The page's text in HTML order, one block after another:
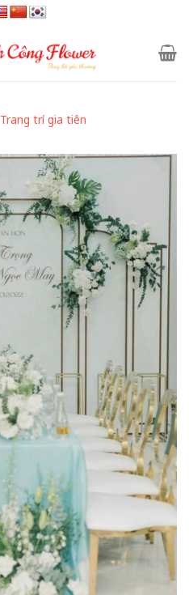
Trang trí gia tiên